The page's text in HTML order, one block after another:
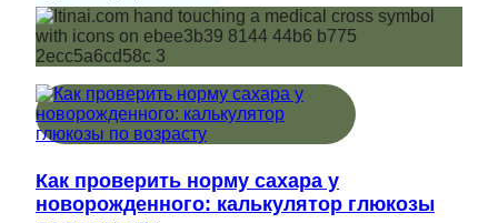
Как проверить норму сахара у
новорожденного: калькулятор глюкозы